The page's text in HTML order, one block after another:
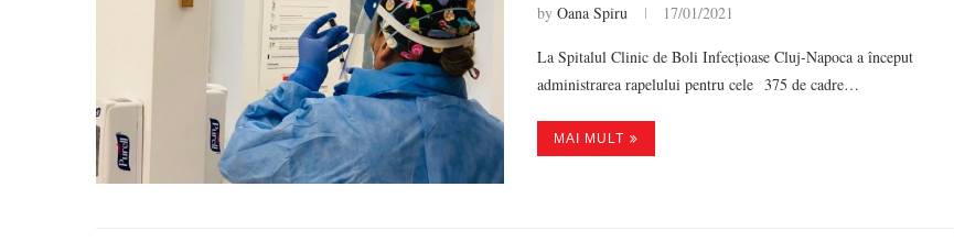
by Oana Spiru 17/01/2021
La Spitalul Clinic de Boli Infecțioase Cluj-Napoca a început
administrarea rapelului pentru cele 375 de cadre…
MAI MULT